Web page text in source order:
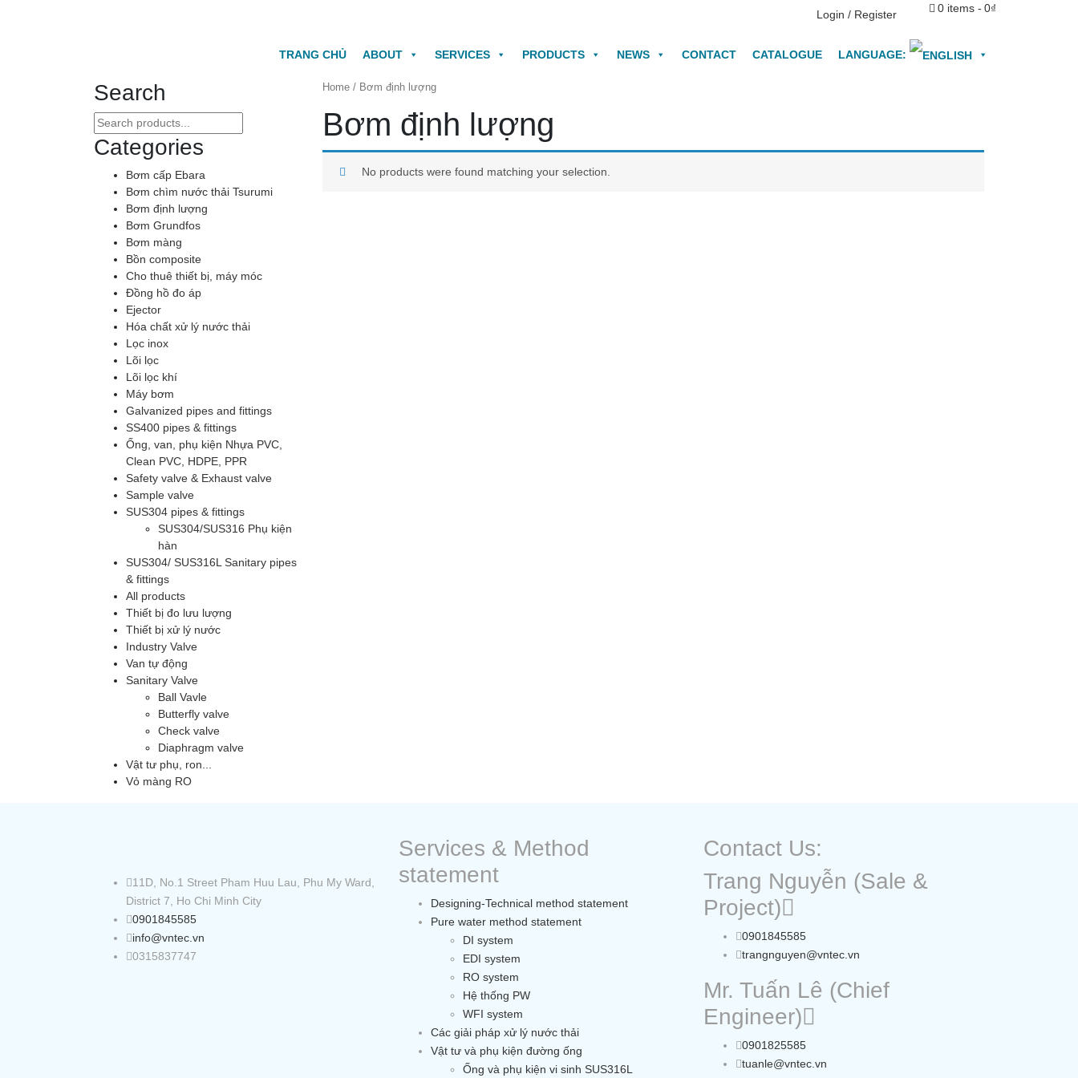
Login / Register 0 items 0₫
TRANG CHỦ ABOUT SERVICES PRODUCTS NEWS CONTACT CATALOGUE LANGUAGE:
Search
Search
for:
Categories
Bơm cấp Ebara
Bơm chìm nước thải Tsurumi
Bơm định lượng
Bơm Grundfos
Bơm màng
Bồn composite
Cho thuê thiết bị, máy móc
Đồng hồ đo áp
Ejector
Hóa chất xử lý nước thải
Lọc inox
Lõi lọc
Lõi lọc khí
Máy bơm
Galvanized pipes and fittings
SS400 pipes & fittings
Ống, van, phụ kiện Nhựa PVC,
Clean PVC, HDPE, PPR
Safety valve & Exhaust valve
Sample valve
SUS304 pipes & fittings
SUS304/SUS316 Phụ kiện
hàn
SUS304/ SUS316L Sanitary pipes
& fittings
All products
Thiết bị đo lưu lượng
Thiết bị xử lý nước
Industry Valve
Van tự động
Sanitary Valve
Ball Vavle
Butterfly valve
Check valve
Diaphragm valve
Vật tư phụ, ron...
Vỏ màng RO
Home / Bơm định lượng
Bơm định lượng
No products were found matching your selection.
11D, No.1 Street Pham Huu Lau, Phu My Ward,
District 7, Ho Chi Minh City
0901845585
info@vntec.vn
0315837747
Services & Method
statement
Designing-Technical method statement
Pure water method statement
DI system
EDI system
RO system
Hệ thống PW
WFI system
Các giải pháp xử lý nước thải
Vật tư và phụ kiện đường ống
Ống và phụ kiện vi sinh SUS316L
Contact Us:
Trang Nguyễn (Sale &
Project)
0901845585
trangnguyen@vntec.vn
Mr. Tuấn Lê (Chief
Engineer)
0901825585
tuanle@vntec.vn